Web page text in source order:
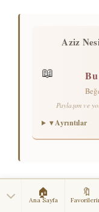
📖
Aziz
Paylaşım ve
▾ Ayrıntılar
✦
🏠
Ana Sayfa
🔖